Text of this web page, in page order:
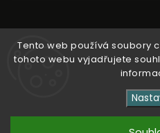
Tento web používá soubory
tohoto webu vyjadřujete
Sledovat na Instagramu